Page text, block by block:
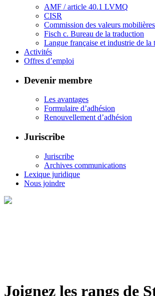
AMF / article 40.1 LVMQ
CISR
Commission des valeurs
Fisch c. Bureau de la traduction
Langue française et industrie de la
Activités
Offres d’emploi
Devenir membre
Les avantages
Formulaire d’adhésion
Renouvellement d’adhésion
Juriscribe
Juriscribe
Archives communications
Lexique juridique
Nous joindre
Joignez les rangs de